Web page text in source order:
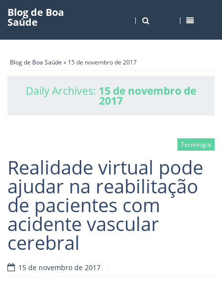
Blog de Boa
Saúde
Blog de Boa Saúde » 15 de novembro de 2017
Daily Archives: 15 de novembro de
2017
Tecnologia
Realidade virtual pode
ajudar na reabilitação
de pacientes com
acidente vascular
cerebral
15 de novembro de 2017